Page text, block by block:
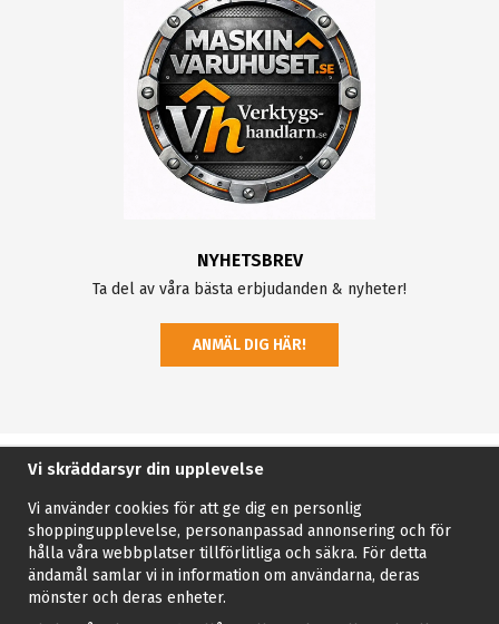
NYHETSBREV
Ta del av våra bästa erbjudanden & nyheter!
ANMÄL DIG HÄR!
Vi skräddarsyr din upplevelse
Vi använder cookies för att ge dig en personlig
shoppingupplevelse, personanpassad annonsering och för
hålla våra webbplatser tillförlitliga och säkra. För detta
ändamål samlar vi in information om användarna, deras
mönster och deras enheter.